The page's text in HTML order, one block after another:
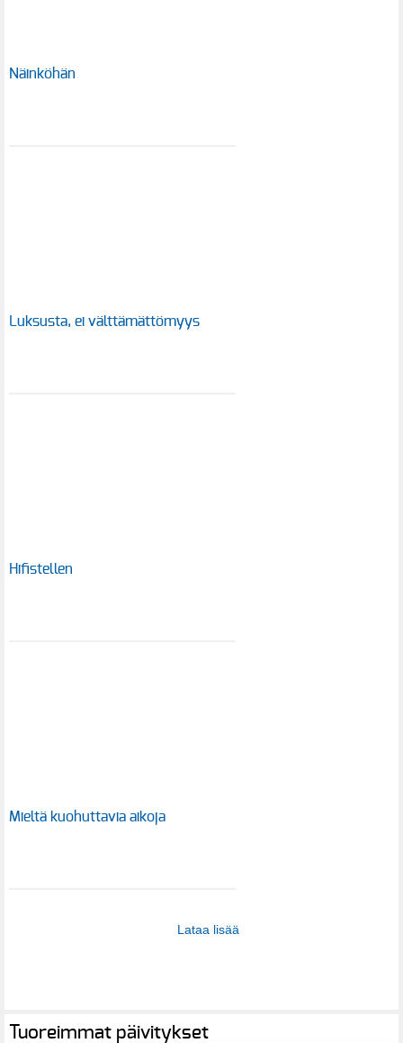
Näinköhän
Luksusta, ei välttämättömyys
Hifistellen
Mieltä kuohuttavia aikoja
Lataa lisää
Tuoreimmat päivitykset